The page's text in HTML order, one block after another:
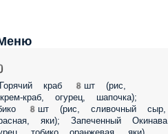
8шт (рис, сливочный сыр, лосось,
сливочный тобико 8шт
тобико красная, яки);
тобико оранжевая, яки)